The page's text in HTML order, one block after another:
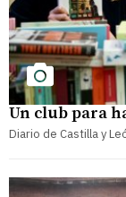
Un club para
Diario de Castilla y